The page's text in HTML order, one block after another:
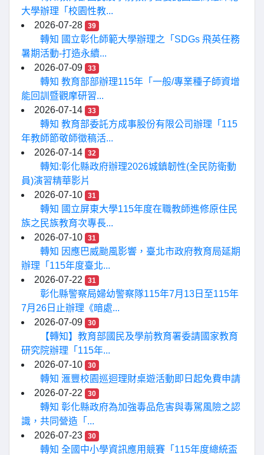
大學辦理「校園性教...
2026-07-28
39
轉知 國立彰化師範大學辦理之「SDGs 飛英任務
暑期活動-打造永續...
2026-07-09
33
轉知 教育部部辦理115年「一般/專業種子師資增
能回訓暨觀摩研習...
2026-07-14
33
轉知 教育部委託方成事股份有限公司辦理「115
年教師節敬師徵稿活...
2026-07-14
32
轉知:彰化縣政府辦理2026城鎮韌性(全民防衛動
員)演習精華影片
2026-07-10
31
轉知 國立屏東大學115年度在職教師進修原住民
族之民族教育次專長...
2026-07-10
31
轉知 因應巴威颱風影響，臺北市政府教育局延期
辦理「115年度臺北...
2026-07-22
31
彰化縣警察局婦幼警察隊115年7月13日至115年
7月26日止辦理《暗處...
2026-07-09
30
【轉知】教育部國民及學前教育署委請國家教育
研究院辦理「115年...
2026-07-10
30
轉知 滙豐校園巡迴理財桌遊活動即日起免費申請
2026-07-22
30
轉知 彰化縣政府為加強毒品危害與毒駕風險之認
識，共同營造「...
2026-07-23
30
轉知 全國中小學資訊應用競賽「115年度總統盃